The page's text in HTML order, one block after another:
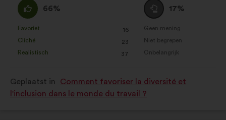
Mee
eens
:
66%
als:
Favoriet
: 16
keer
Cliché
: 23
keer
Realistisch
: 37
keer
Neutraal
:
17%
als:
Geen mening
:keer
Niet begrepen
:keer
Onbelangrijk
:keer
Geplaatst in
Comment favoriser la diversité et
l'inclusion dans le monde du travail ?